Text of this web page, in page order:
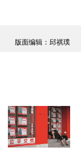
版面编辑：邱祺璞